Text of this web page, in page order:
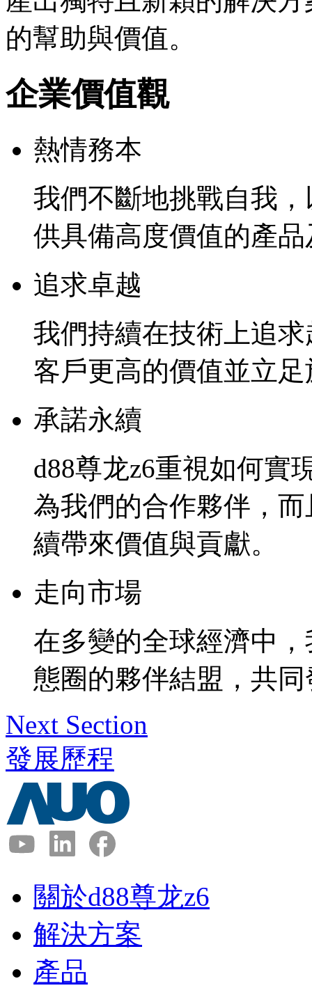
的幫助與價值。
企業價值觀
熱情務本
我們不斷地挑戰自我
供具備高度價值的產
追求卓越
我們持續在技術上追
客戶更高的價值並立
承諾永續
d88尊龙z6重視如何實
為我們的合作夥伴，
續帶來價值與貢獻。
走向市場
在多變的全球經濟中
態圈的夥伴結盟，共
Next Section
發展歷程
關於d88尊龙z6
解決方案
產品